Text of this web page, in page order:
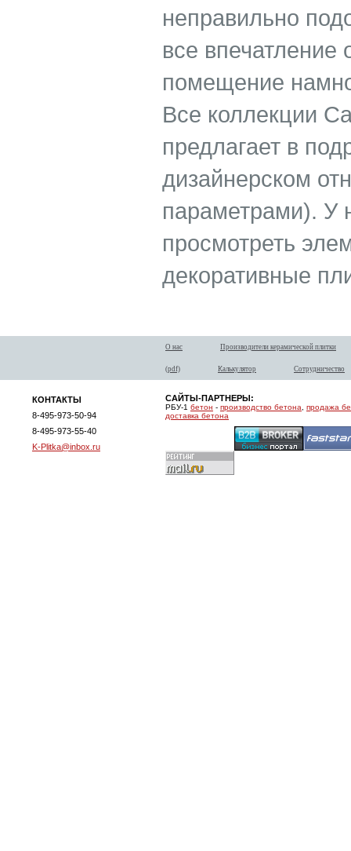
неправильно
все впечатление
помещение
Все коллекции
предлагает в
дизайнерском
параметрами). У
просмотреть
декоративные
О нас Производители керамической плитки
(pdf) Калькулятор Сотрудничество
КОНТАКТЫ
8-495-973-50-94
8-495-973-55-40
K-Plitka@inbox.ru
САЙТЫ-ПАРТНЕРЫ:
РБУ-1 бетон - производство бетона, продажа
доставка бетона